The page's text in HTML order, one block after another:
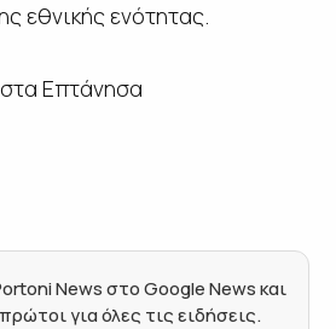
εθνικής ενότητας.
Επτάνησα
News στο Google News και
για όλες τις ειδήσεις.